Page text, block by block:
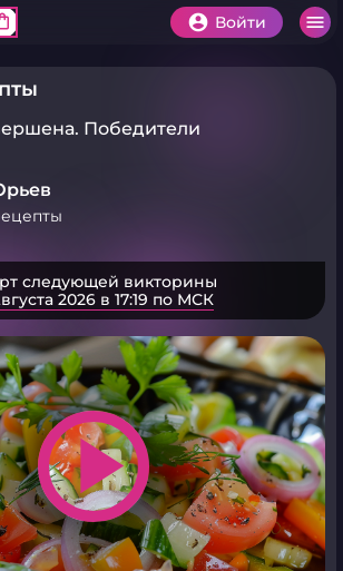
Войти
Победители
следующей викторины
2026 в 17:19 по МСК
play_arrow